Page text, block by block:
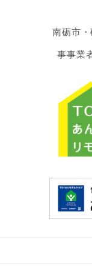
南砺市
事事業